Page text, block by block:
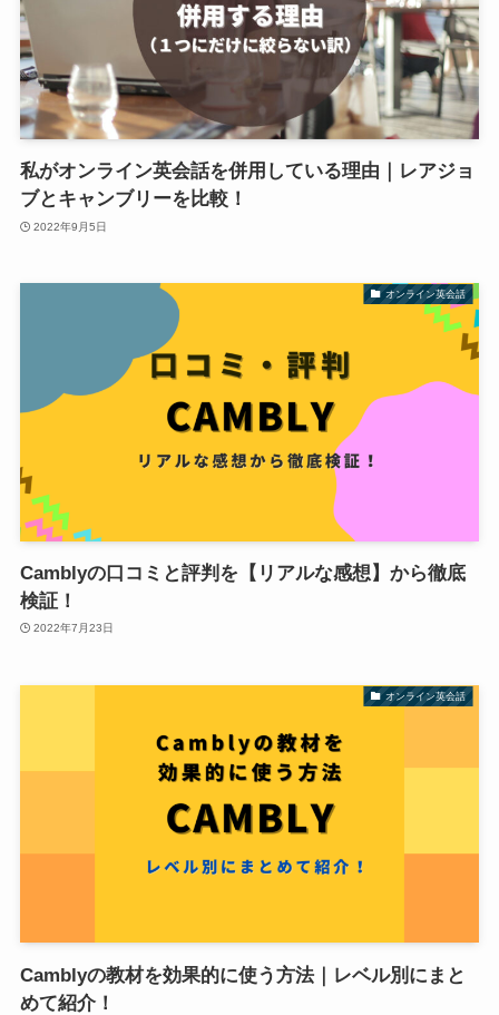
私がオンライン英会話を併用している理由｜レアジョ
ブとキャンブリーを比較！
2022年9月5日
オンライン英会話
Camblyの口コミと評判を【リアルな感想】から徹底
検証！
2022年7月23日
オンライン英会話
Camblyの教材を効果的に使う方法｜レベル別にまと
めて紹介！